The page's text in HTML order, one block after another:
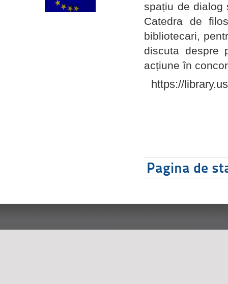
spațiu de dialog
Catedra de
bibliotecari,
discuta despre
acțiune în
https://
Pagina de